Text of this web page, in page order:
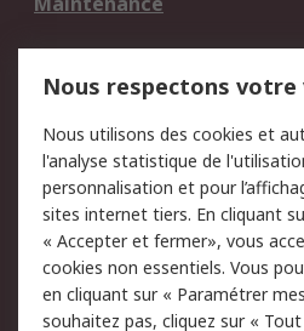
du site
Politique de protection
des données - Mise à
jour
Conditions générales
de vente
Nous respectons votre
Nous utilisons des cookies et
l'analyse statistique de
personnalisation et pour
sites internet tiers. En cliquant
« Accepter et fermer», vous
cookies non essentiels. Vous
en cliquant sur « Paramétrer
souhaitez pas, cliquez sur «